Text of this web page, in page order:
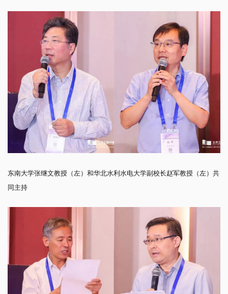
东南大学张继文教授（左）和华北水利水电大学副校长赵军教授（左）共
同主持